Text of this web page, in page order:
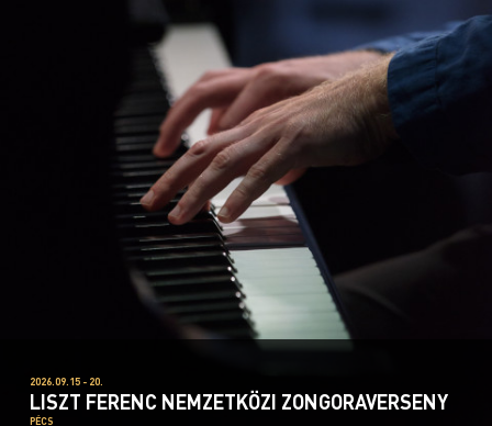
2026.09.15 - 20.
LISZT FERENC NEMZETKÖZI ZONGORAVERSENY
PÉCS